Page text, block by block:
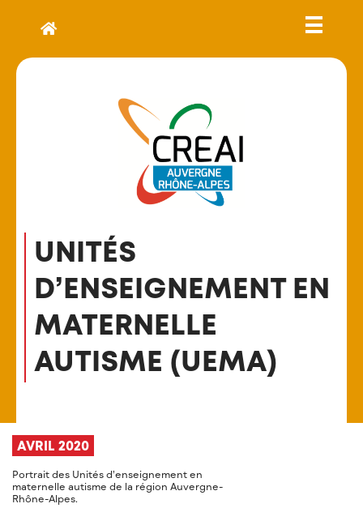
UNITÉS
D’ENSEIGNEMENT EN
MATERNELLE
AUTISME (UEMA)
AVRIL 2020
Portrait des Unités d’enseignement en
maternelle autisme de la région Auvergne-
Rhône-Alpes.